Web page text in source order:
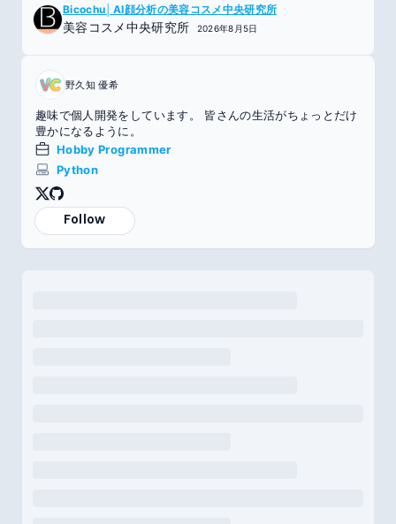
Bicochu│AI顔分析の美容コスメ中央研究所
美容コスメ中央研究所 2026年8月5日
野久知 優希
趣味で個人開発をしています。 皆さんの生活がちょっとだけ
豊かになるように。
Hobby Programmer
Python
Follow